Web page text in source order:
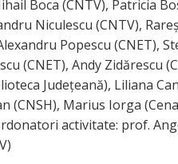
Boca (CNTV), Patricia
Niculescu (CNTV),
Popescu (CNET),
(CNET), Andy Zidărescu
Județeană), Liliana
(CNSH), Marius Iorga
activitate: prof.